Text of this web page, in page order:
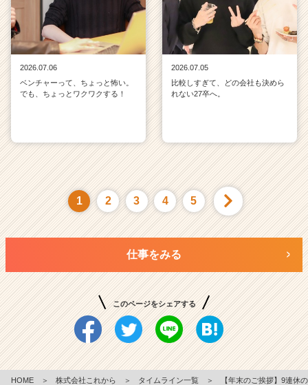
2026.07.06
ベンチャーって、ちょっと怖い。
でも、ちょっとワクワクする！
2026.07.05
比較しすぎて、どの会社も決めら
れない27卒へ。
1 2 3 4 5
仕事をみる
このページをシェアする
HOME ＞ 株式会社これから ＞ タイムライン一覧 ＞
【年末のご挨拶】9連休の